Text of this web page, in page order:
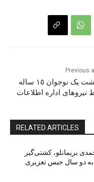
Previous
بازداشت یک نوجوان ١٥ سالە
نیروهای ادارە اطلاعات
RELATED ARTICLES
بریمانلو، کشتی‌گیر